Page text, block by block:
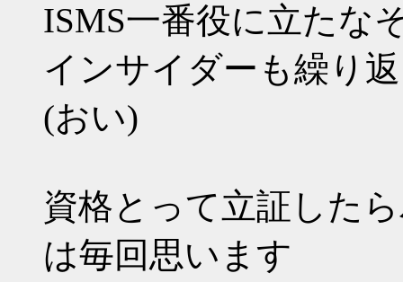
ISMS一番役に立たな
インサイダーも繰り
(おい)
資格とって立証した
は毎回思います